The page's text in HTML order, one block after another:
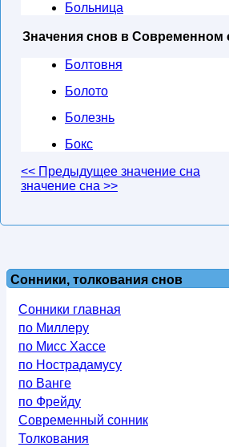
Больница
Значения снов в Современном
Болтовня
Болото
Болезнь
Бокс
<< Предыдущее значение сна
значение сна >>
Сонники, толкования снов
Сонники главная
по Миллеру
по Мисс Хассе
по Нострадамусу
по Ванге
по Фрейду
Современный сонник
Толкования